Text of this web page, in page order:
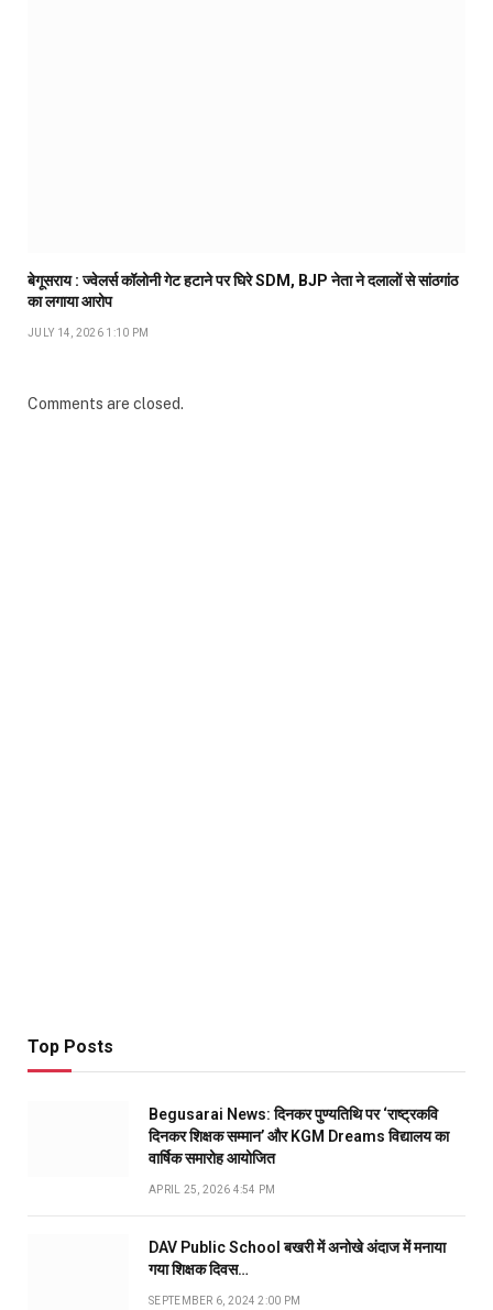
बेगूसराय : ज्वेलर्स कॉलोनी गेट हटाने पर घिरे SDM, BJP नेता ने दलालों से सांठगांठ
का लगाया आरोप
JULY 14, 2026 1:10 PM
Comments are closed.
Top Posts
Begusarai News: दिनकर पुण्यतिथि पर ‘राष्ट्रकवि
दिनकर शिक्षक सम्मान’ और KGM Dreams विद्यालय का
वार्षिक समारोह आयोजित
APRIL 25, 2026 4:54 PM
DAV Public School बखरी में अनोखे अंदाज में मनाया
गया शिक्षक दिवस…
SEPTEMBER 6, 2024 2:00 PM